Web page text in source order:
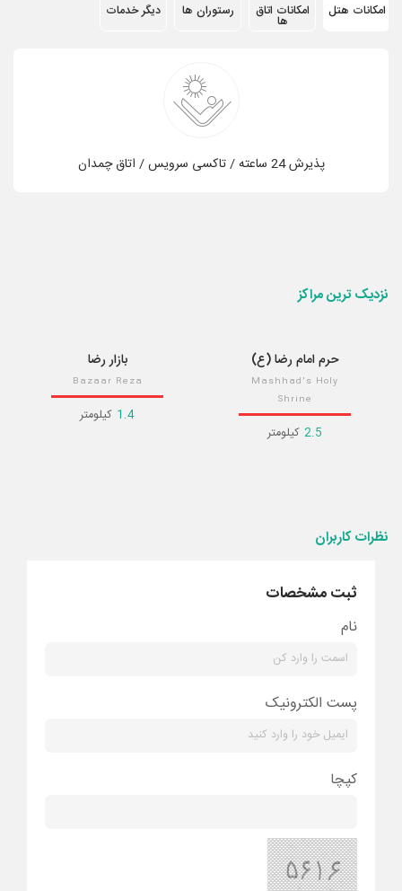
امکانات هتل امکانات اتاق
ها
رستوران ها دیگر خدمات
پذیرش 24 ساعته / تاکسی سرویس / اتاق چمدان
نزدیک ترینمراکز
حرم امام رضا (ع)
Mashhad's Holy
Shrine
2.5 کیلومتر
بازار رضا
Bazaar Reza
1.4 کیلومتر
نظرات کاربران
ثبت مشخصات
نام
پست الکترونیک
کپچا